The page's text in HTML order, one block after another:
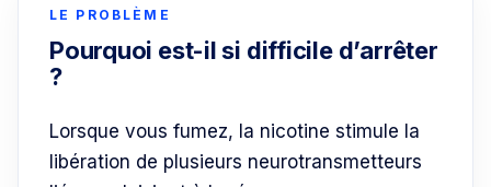
LE PROBLÈME
Pourquoi est-il si difficile d’arrêter
?
Lorsque vous fumez, la nicotine stimule la
libération de plusieurs neurotransmetteurs